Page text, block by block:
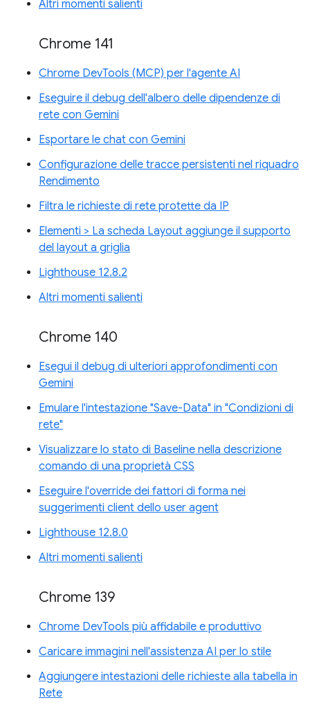
Altri momenti salienti
Chrome 141
Chrome DevTools (MCP) per l'agente AI
Eseguire il debug dell'albero delle dipendenze di
rete con Gemini
Esportare le chat con Gemini
Configurazione delle tracce persistenti nel riquadro
Rendimento
Filtra le richieste di rete protette da IP
Elementi > La scheda Layout aggiunge il supporto
del layout a griglia
Lighthouse 12.8.2
Altri momenti salienti
Chrome 140
Esegui il debug di ulteriori approfondimenti con
Gemini
Emulare l'intestazione "Save-Data" in "Condizioni di
rete"
Visualizzare lo stato di Baseline nella descrizione
comando di una proprietà CSS
Eseguire l'override dei fattori di forma nei
suggerimenti client dello user agent
Lighthouse 12.8.0
Altri momenti salienti
Chrome 139
Chrome DevTools più affidabile e produttivo
Caricare immagini nell'assistenza AI per lo stile
Aggiungere intestazioni delle richieste alla tabella in
Rete